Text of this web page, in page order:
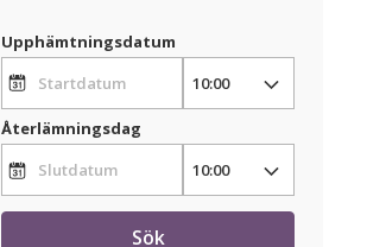
Upphämtningsdatum
Återlämningsdag
Sök